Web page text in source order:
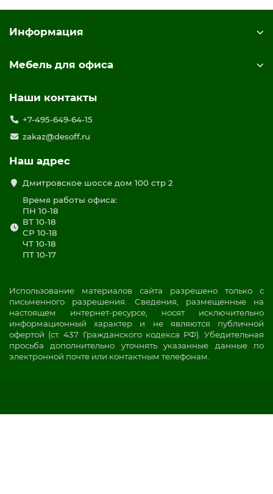
Информация
Мебель для офиса
Наши контакты
+7-495-649-64-15
zakaz@desoff.ru
Наш адрес
Дмитровское шоссе дом 100 стр 2
Время работы офиса:
ПН 10-18
ВТ 10-18
СР 10-18
ЧТ 10-18
ПТ 10-17
Использование материалов сайта разрешено только с
письменного разрешения. Сведения, размещенные на
настоящем интернет-ресурсе, носят исключительно
информационный характер и не являются публичной
офертой (ст. 437 Гражданского кодекса РФ). Убедительная
просьба дополнительно уточнять указанные данные по
электронной почте или контактным телефонам.